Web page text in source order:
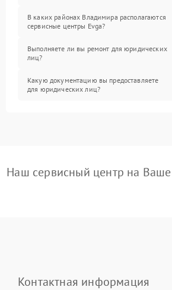
В каких районах Владимира располагаются
сервисные центры Evga?
Выполняете ли вы ремонт для юридических
лиц?
Какую документацию вы предоставляете
для юридических лиц?
Наш сервисный центр на
Контактная информация